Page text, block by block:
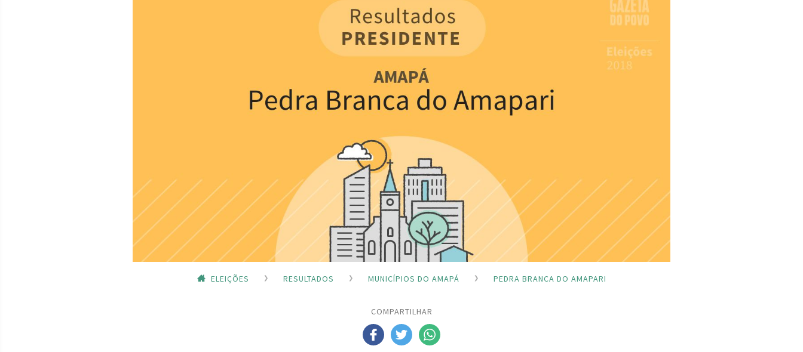
ELEIÇÕES RESULTADOS MUNICÍPIOS DO AMAPÁ PEDRA BRANCA DO AMAPARI
COMPARTILHAR